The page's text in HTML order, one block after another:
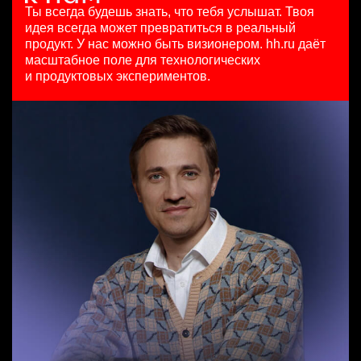
4 авг. 2026
150000 ₽
Санкт-Петербург
HeadHunter::Коммерческий департамент
10000000 so'm
Старший специалист телемаркетинга
HeadHunter::Телефонные продажи
29 июл. 2026
з/п не указана
Москва
SMM-менеджер
HeadHunter::Департамент маркетинга
15 июл. 2026
з/п не указана
Ташкент
Ты всегда будешь знать, что тебя услышат. Твоя
идея всегда может превратиться в реальный
продукт. У нас можно быть визионером. hh.ru даёт
масштабное поле для технологических
и продуктовых экспериментов.